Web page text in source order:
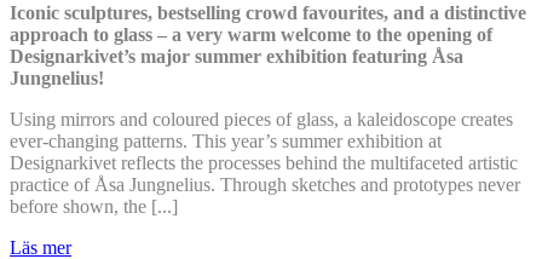
Iconic sculptures, bestselling crowd favourites, and a distinctive
approach to glass – a very warm welcome to the opening of
Designarkivet’s major summer exhibition featuring Åsa
Jungnelius!
Using mirrors and coloured pieces of glass, a kaleidoscope creates
ever-changing patterns. This year’s summer exhibition at
Designarkivet reflects the processes behind the multifaceted artistic
practice of Åsa Jungnelius. Through sketches and prototypes never
before shown, the [...]
Läs mer